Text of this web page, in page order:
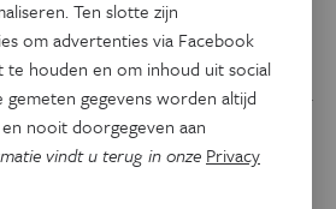
eiwit. Er werden
van ongeveer 95% gerapporteerd
al in december 2020 goedgekeurd.
en snelheid waarmee
ontwikkeld, maken de weg
Ten slotte zijn
om advertenties via Facebook
te houden en om inhoud uit social
gemeten gegevens worden altijd
nooit doorgegeven aan
vindt u terug in onze Privacy